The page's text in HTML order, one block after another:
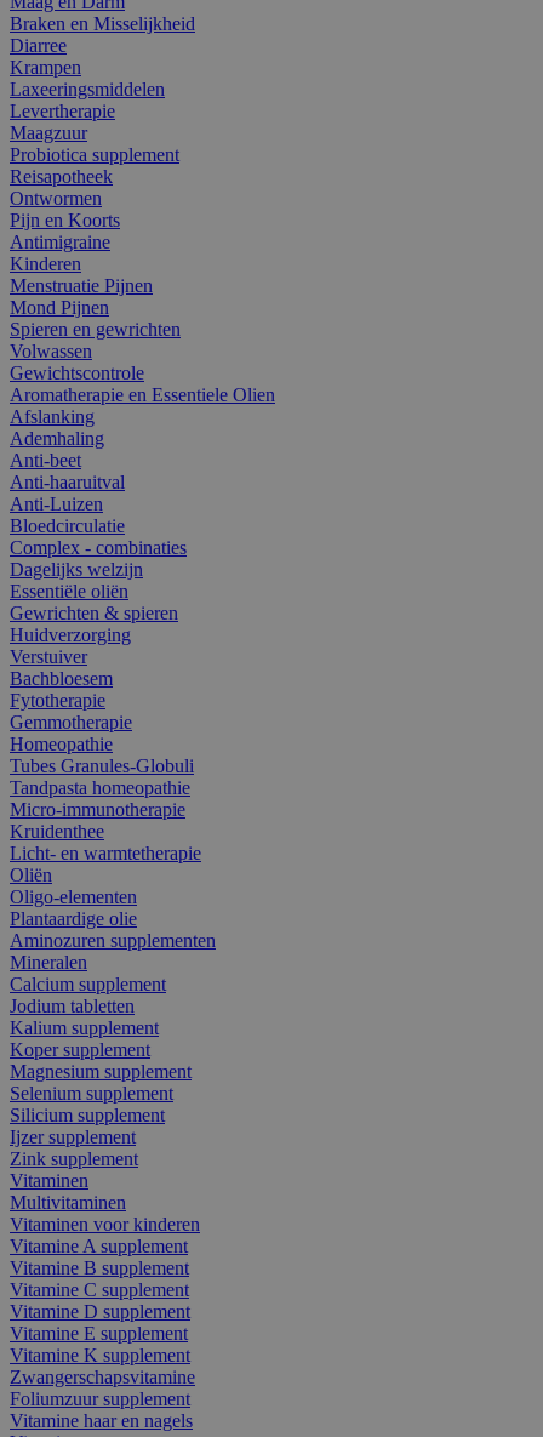
Braken en Misselijkheid
Diarree
Krampen
Laxeeringsmiddelen
Levertherapie
Maagzuur
Probiotica supplement
Reisapotheek
Ontwormen
Pijn en Koorts
Antimigraine
Kinderen
Menstruatie Pijnen
Mond Pijnen
Spieren en gewrichten
Volwassen
Gewichtscontrole
Aromatherapie en Essentiele Olien
Afslanking
Ademhaling
Anti-beet
Anti-haaruitval
Anti-Luizen
Bloedcirculatie
Complex - combinaties
Dagelijks welzijn
Essentiële oliën
Gewrichten & spieren
Huidverzorging
Verstuiver
Bachbloesem
Fytotherapie
Gemmotherapie
Homeopathie
Tubes Granules-Globuli
Tandpasta homeopathie
Micro-immunotherapie
Kruidenthee
Licht- en warmtetherapie
Oliën
Oligo-elementen
Plantaardige olie
Aminozuren supplementen
Mineralen
Calcium supplement
Jodium tabletten
Kalium supplement
Koper supplement
Magnesium supplement
Selenium supplement
Silicium supplement
Ijzer supplement
Zink supplement
Vitaminen
Multivitaminen
Vitaminen voor kinderen
Vitamine A supplement
Vitamine B supplement
Vitamine C supplement
Vitamine D supplement
Vitamine E supplement
Vitamine K supplement
Zwangerschapsvitamine
Foliumzuur supplement
Vitamine haar en nagels